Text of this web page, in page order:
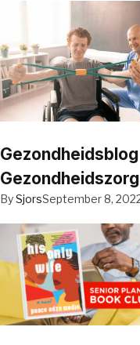
Gezondheidszorg
BySjorsSeptember 8,